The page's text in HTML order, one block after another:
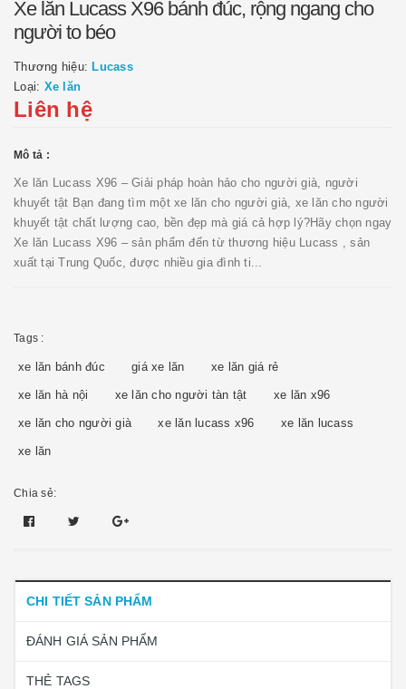
Xe lăn Lucass X96 bánh đúc, rộng ngang cho
người to béo
Thương hiệu: Lucass
Loại: Xe lăn
Liên hệ
Mô tả :
Xe lăn Lucass X96 – Giải pháp hoàn hảo cho người già, người
khuyết tật Bạn đang tìm một xe lăn cho người già, xe lăn cho người
khuyết tật chất lượng cao, bền đẹp mà giá cả hợp lý?Hãy chọn ngay
Xe lăn Lucass X96 – sản phẩm đến từ thương hiệu Lucass , sản
xuất tại Trung Quốc, được nhiều gia đình ti...
Tags :
xe lăn bánh đúc giá xe lăn xe lăn giá rẻ
xe lăn hà nội xe lăn cho người tàn tật xe lăn x96
xe lăn cho người già xe lăn lucass x96 xe lăn lucass
xe lăn
Chia sẻ:
CHI TIẾT SẢN PHẨM
ĐÁNH GIÁ SẢN PHẨM
THẺ TAGS